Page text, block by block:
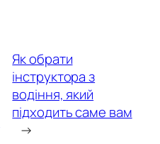
Як обрати
інструктора з
водіння, який
підходить саме вам
→